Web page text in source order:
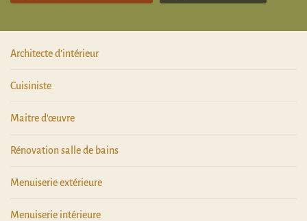
Architecte d'intérieur
Cuisiniste
Maitre d'œuvre
Rénovation salle de bains
Menuiserie extérieure
Menuiserie intérieure